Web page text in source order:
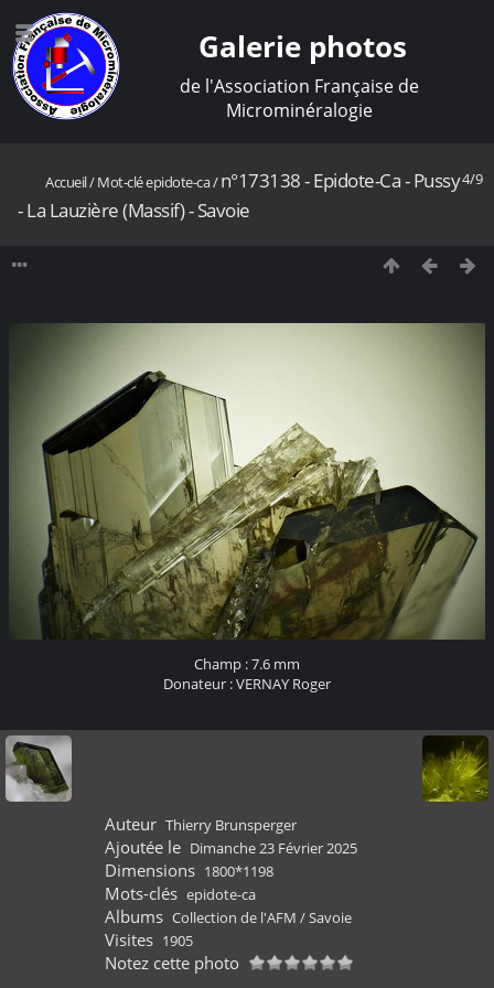
Galerie photos
de l'Association Française de
Microminéralogie
4/9
Accueil/Mot-cléepidote-ca/n°173138 - Epidote-Ca - Pussy
- La Lauzière (Massif) - Savoie
Champ : 7.6 mm
Donateur : VERNAY Roger
Auteur Thierry Brunsperger
Ajoutée le Dimanche 23 Février 2025
Dimensions 1800*1198
Mots-clés epidote-ca
Albums Collection de l'AFM /Savoie
Visites 1905
Notez cette photo